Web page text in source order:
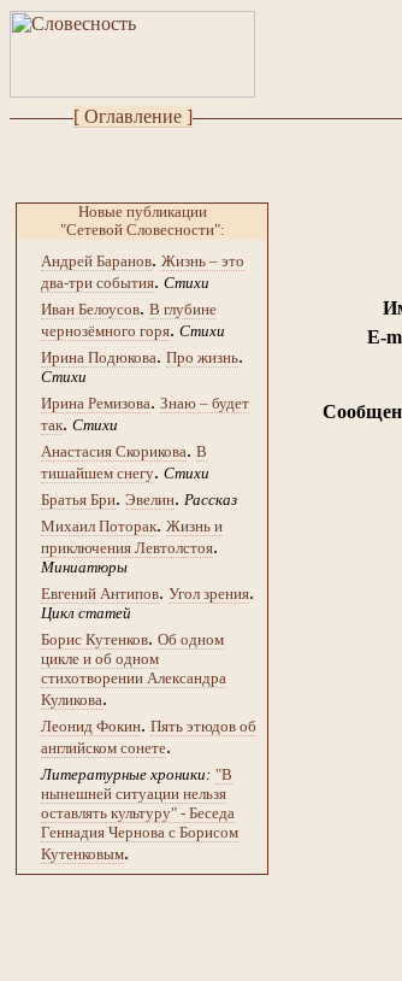
[ Оглавление ]
Новые публикации
"Сетевой Словесности":
Андрей Баранов. Жизнь – это
два-три события. Стихи
Иван Белоусов. В глубине
чернозёмного горя. Стихи
Ирина Подюкова. Про жизнь.
Стихи
Ирина Ремизова. Знаю – будет
так. Стихи
Анастасия Скорикова. В
тишайшем снегу. Стихи
Братья Бри. Эвелин. Рассказ
Михаил Поторак. Жизнь и
приключения Левтолстоя.
Миниатюры
Евгений Антипов. Угол зрения.
Цикл статей
Борис Кутенков. Об одном
цикле и об одном
стихотворении Александра
Куликова.
Леонид Фокин. Пять этюдов об
английском сонете.
Литературные хроники: "В
нынешней ситуации нельзя
оставлять культуру" - Беседа
Геннадия Чернова с Борисом
Кутенковым.
E-